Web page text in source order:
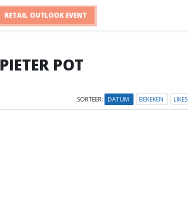
RETAIL OUTLOOK EVENT
PIETER POT
SORTEER: DATUM BEKEKEN LIKES